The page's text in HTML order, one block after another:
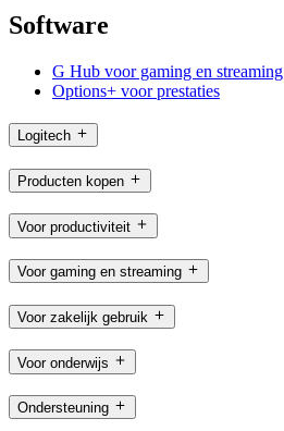
Software
G Hub voor gaming en streaming
Options+ voor prestaties
Logitech
Producten kopen
Voor productiviteit
Voor gaming en streaming
Voor zakelijk gebruik
Voor onderwijs
Ondersteuning